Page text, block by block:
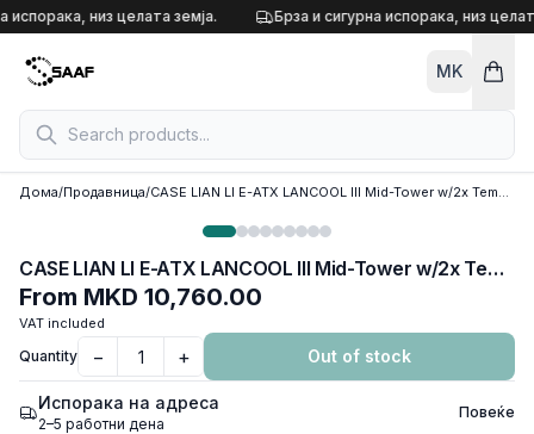
Skip to content
испорака, низ целата земја. Брза и сигурна испорака, низ
MK
Дома/Продавница/ CASE LIAN LI E-ATX LANCOOL III Mid-Tower w/2x Tempered glass, 4x140mm PWM fans, Reversible Front I/O, White, LANCOOL 3-W
CASE LIAN LI E-ATX LANCOOL III Mid-Tower w/2x Tempered glass, 4x140mm PWM fans, Reversible Front I/O, White, LANCOOL 3-W
From MKD 10,760.00
VAT included
Quantity − + Out of stock
Испорака на адреса
2–5 работни дена
Повеќе